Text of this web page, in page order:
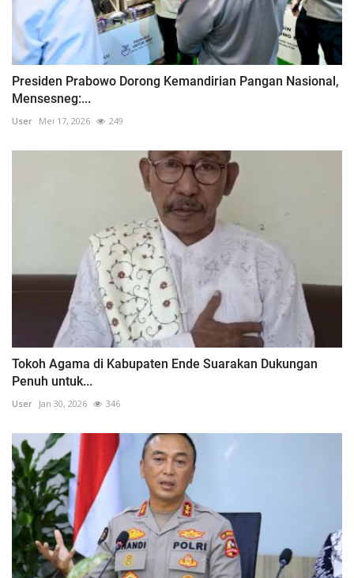
Presiden Prabowo Dorong Kemandirian Pangan Nasional,
Mensesneg:...
User Mei 17, 2026 249
Tokoh Agama di Kabupaten Ende Suarakan Dukungan
Penuh untuk...
User Jan 30, 2026 346